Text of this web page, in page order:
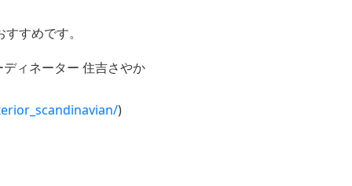
すめです。
ィネーター 住吉さやか
)